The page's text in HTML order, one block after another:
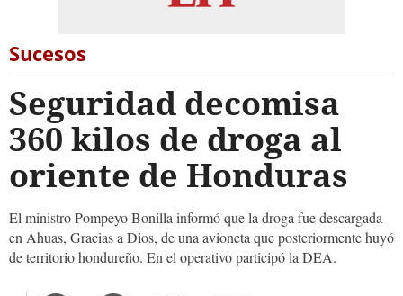
Sucesos
Seguridad decomisa
360 kilos de droga al
oriente de Honduras
El ministro Pompeyo Bonilla informó que la droga fue descargada
en Ahuas, Gracias a Dios, de una avioneta que posteriormente huyó
de territorio hondureño. En el operativo participó la DEA.